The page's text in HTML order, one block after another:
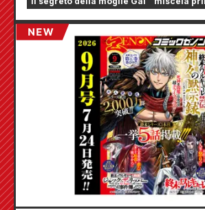
splendida illustrazione di Fuyuki
realizzata da Kudou! Il sesto
Secret of the Gal Bride" uscirà